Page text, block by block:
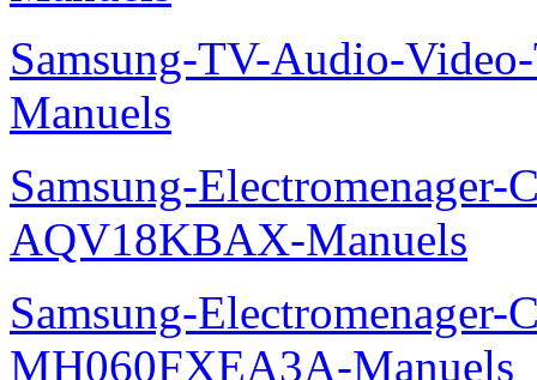
Samsung-TV-Audio-
Manuels
Samsung-Electromenager-
AQV18KBAX-Manuels
Samsung-Electromenager-
MH060FXEA3A-Manuels